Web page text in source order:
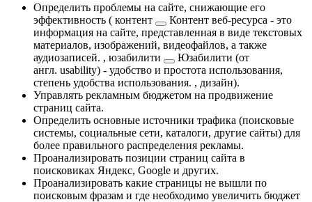
Определить проблемы на сайте, снижающие его
эффективность ( контент
Контент веб-ресурса - это
информация на сайте, представленная в виде текстовых
материалов, изображений, видеофайлов, а также
аудиозаписей. , юзабилити
Юзабилити (от
англ. usability) - удобство и простота использования,
степень удобства использования. , дизайн).
Управлять рекламным бюджетом на продвижение
страниц сайта.
Определить основные источники трафика (поисковые
системы, социальные сети, каталоги, другие сайты) для
более правильного распределения рекламы.
Проанализировать позиции страниц сайта в
поисковиках Яндекс, Google и других.
Проанализировать какие страницы не вышли по
поисковым фразам и где необходимо увеличить бюджет